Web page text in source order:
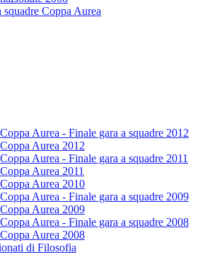
squadre Coppa Aurea
Coppa Aurea - Finale gara a squadre 2012
Coppa Aurea 2012
Coppa Aurea - Finale gara a squadre 2011
Coppa Aurea 2011
Coppa Aurea 2010
Coppa Aurea - Finale gara a squadre 2009
Coppa Aurea 2009
Coppa Aurea - Finale gara a squadre 2008
Coppa Aurea 2008
di Filosofia